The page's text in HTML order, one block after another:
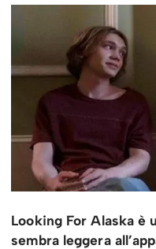
Looking For Alaska è
sembra leggera